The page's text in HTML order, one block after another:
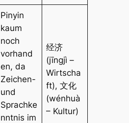
Pinyin
kaum
noch
vorhand
en, da
Zeichen-
und
Sprachke
nntnis im
经济
(jīngjì –
Wirtscha
ft), 文化
(wénhuà
– Kultur)